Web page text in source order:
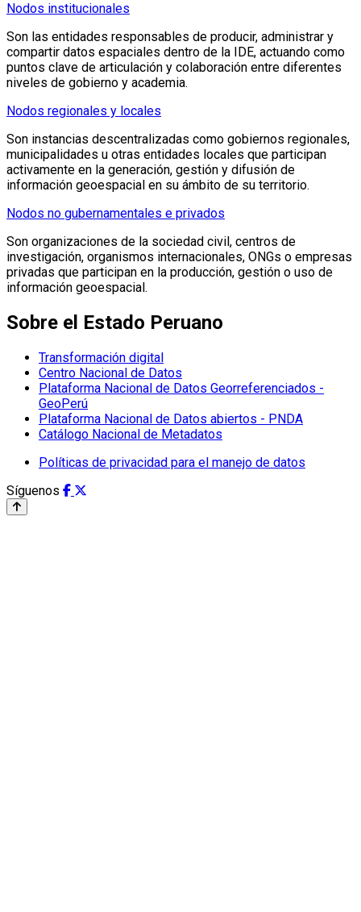
Nodos institucionales
Son las entidades responsables de producir, administrar y
compartir datos espaciales dentro de la IDE, actuando como
puntos clave de articulación y colaboración entre diferentes
niveles de gobierno y academia.
Nodos regionales y locales
Son instancias descentralizadas como gobiernos regionales,
municipalidades u otras entidades locales que participan
activamente en la generación, gestión y difusión de
información geoespacial en su ámbito de su territorio.
Nodos no gubernamentales e privados
Son organizaciones de la sociedad civil, centros de
investigación, organismos internacionales, ONGs o empresas
privadas que participan en la producción, gestión o uso de
información geoespacial.
Sobre el Estado Peruano
Transformación digital
Centro Nacional de Datos
Plataforma Nacional de Datos Georreferenciados -
GeoPerú
Plataforma Nacional de Datos abiertos - PNDA
Catálogo Nacional de Metadatos
Políticas de privacidad para el manejo de datos
Síguenos